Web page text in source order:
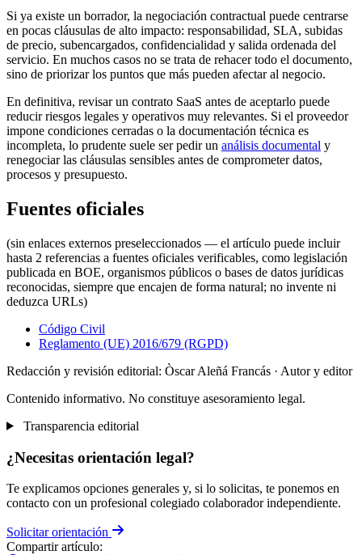
Si ya existe un borrador, la negociación contractual puede centrarse
en pocas cláusulas de alto impacto: responsabilidad, SLA, subidas
de precio, subencargados, confidencialidad y salida ordenada del
servicio. En muchos casos no se trata de rehacer todo el documento,
sino de priorizar los puntos que más pueden afectar al negocio.
En definitiva, revisar un contrato SaaS antes de aceptarlo puede
reducir riesgos legales y operativos muy relevantes. Si el proveedor
impone condiciones cerradas o la documentación técnica es
incompleta, lo prudente suele ser pedir un análisis documental y
renegociar las cláusulas sensibles antes de comprometer datos,
procesos y presupuesto.
Fuentes oficiales
(sin enlaces externos preseleccionados — el artículo puede incluir
hasta 2 referencias a fuentes oficiales verificables, como legislación
publicada en BOE, organismos públicos o bases de datos jurídicas
reconocidas, siempre que encajen de forma natural; no invente ni
deduzca URLs)
Código Civil
Reglamento (UE) 2016/679 (RGPD)
Redacción y revisión editorial: Òscar Aleñá Francás · Autor y editor
Contenido informativo. No constituye asesoramiento legal.
Transparencia editorial
¿Necesitas orientación legal?
Te explicamos opciones generales y, si lo solicitas, te ponemos en
contacto con un profesional colegiado colaborador independiente.
Solicitar orientación
Compartir artículo: